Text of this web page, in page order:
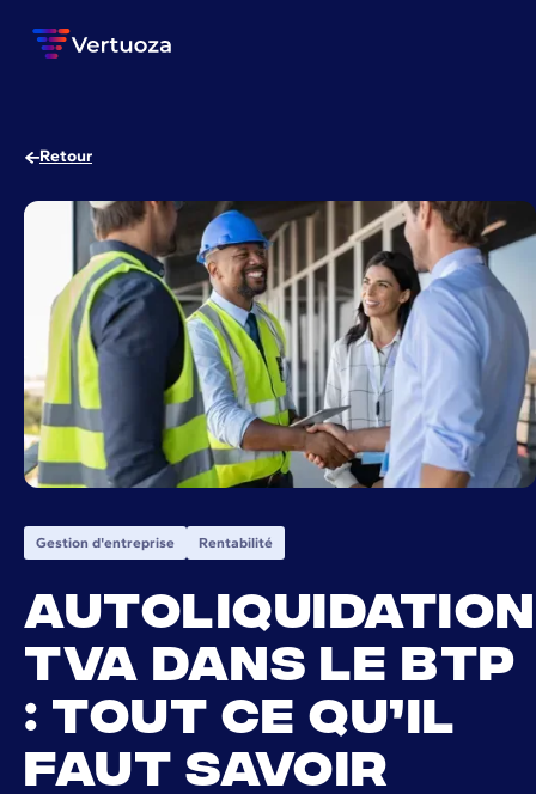
Retour
Gestion d'entreprise Rentabilité
Autoliquidation
TVA dans le BTP
: tout ce qu’il
faut savoir